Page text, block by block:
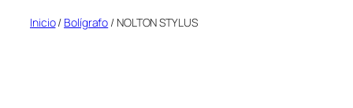
Inicio/ Bolígrafo / NOLTON STYLUS